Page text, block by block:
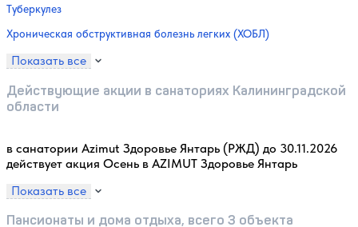
Туберкулез
Хроническая обструктивная болезнь легких (ХОБЛ)
Показать все
Действующие акции в санаториях Калининградской
области
в санатории Azimut Здоровье Янтарь (РЖД) до 30.11.2026
действует акция Осень в AZIMUT Здоровье Янтарь
Показать все
Пансионаты и дома отдыха, всего 3 объекта